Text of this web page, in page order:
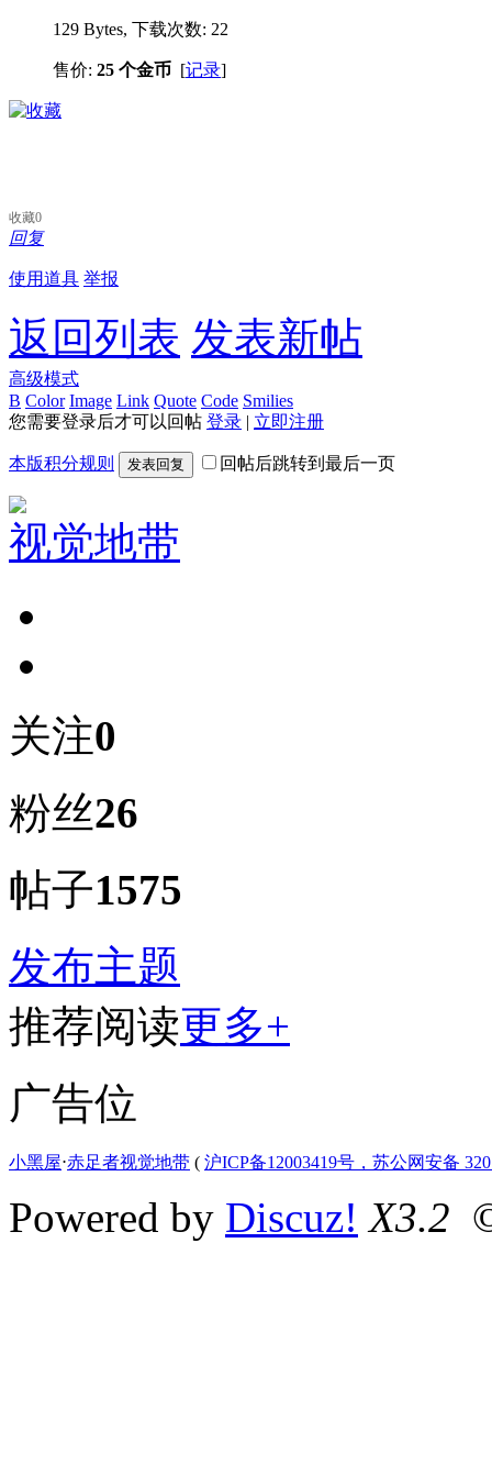
129 Bytes, 下载次数: 22
售价: 25 个金币 [记录]
收藏0
回复
使用道具 举报
返回列表 发表新帖
高级模式
B Color Image Link Quote Code Smilies
您需要登录后才可以回帖 登录 | 立即注册
本版积分规则 发表回复 回帖后跳转到最后一页
视觉地带
关注0
粉丝26
帖子1575
发布主题
推荐阅读更多+
广告位
小黑屋⋅赤足者视觉地带 ( 沪ICP备12003419号，苏公网安备
Powered by Discuz! X3.2